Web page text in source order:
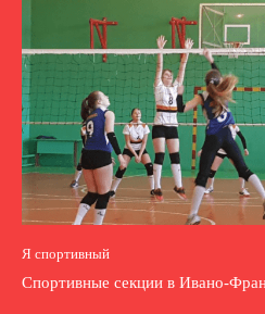
Я спортивный
Спортивные секции в Ивано-